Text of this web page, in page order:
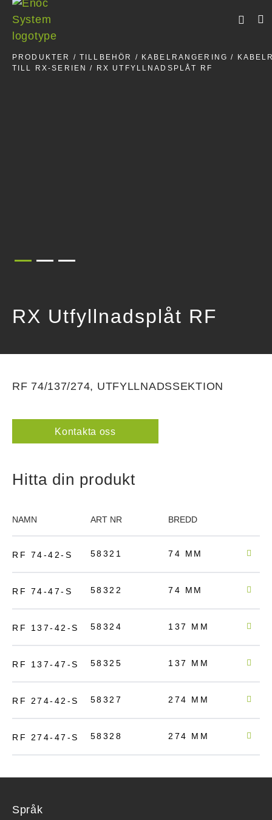
Skip
content
PRODUKTER / TILLBEHÖR / KABELRANGERING /
TILL RX-SERIEN
/ RX UTFYLLNADSPLÅT RF
RX Utfyllnadsplåt RF
RF 74/137/274, UTFYLLNADSSEKTION
Kontakta oss
Hitta din produkt
NAMN ART NR BREDD
RF 74-42-S 58321 74 MM 50
RF 74-47-S 58322 74 MM 50
RF 137-42-S 58324 137 MM 50
RF 137-47-S 58325 137 MM 50
RF 274-42-S 58327 274 MM 50
RF 274-47-S 58328 274 MM 50
Språk